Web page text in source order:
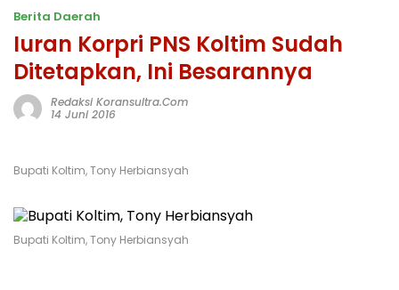
Berita Daerah
Iuran Korpri PNS Koltim Sudah
Ditetapkan, Ini Besarannya
Redaksi Koransultra.com
14 Juni 2016
Bupati Koltim, Tony Herbiansyah
Bupati Koltim, Tony Herbiansyah